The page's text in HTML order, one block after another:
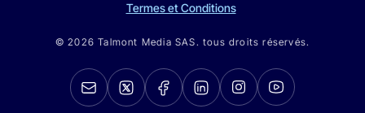
Termes et Conditions
© 2026 Talmont Media SAS. tous droits réservés.